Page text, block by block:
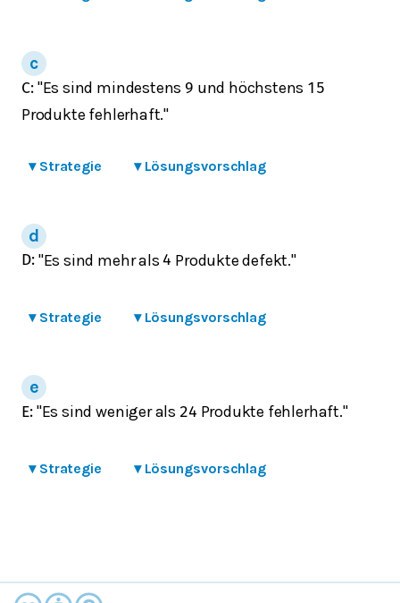
C: "Es sind mindestens 9 und höchstens 15
Produkte fehlerhaft."
▾ Strategie ▾ Lösungsvorschlag
D: "Es sind mehr als4 Produkte defekt."
▾ Strategie ▾ Lösungsvorschlag
E: "Es sind weniger als 24 Produkte fehlerhaft."
▾ Strategie ▾ Lösungsvorschlag